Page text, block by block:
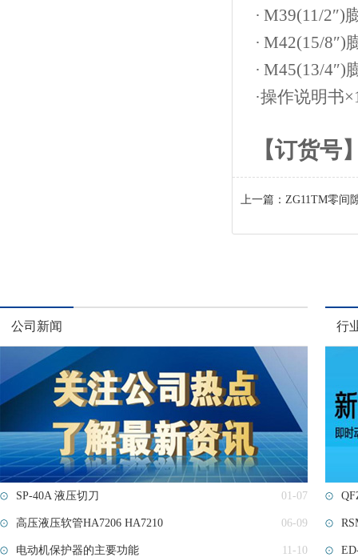
· M39(11/2″)
· M42(15/8″)
· M45(13/4″)
·操作说明书×
【订货号
上一篇： ZG11TM零间
公司新闻
SP-40A 液压切刀 01-07
高压液压软管HA7206 HA7210 06-09
电动机保护器的主要功能 11-10
行